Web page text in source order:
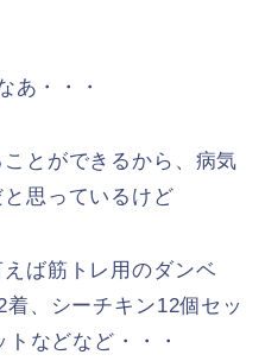
あ・・・
とができるから、病気
思っているけど
ば筋トレ用のダンベ
、シーチキン12個セッ
などなど・・・